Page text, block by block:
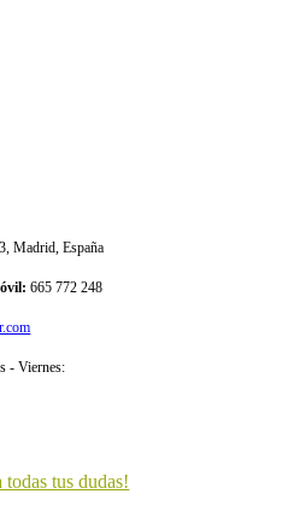
Madrid, España
665 772 248
- Viernes:
todas tus dudas!